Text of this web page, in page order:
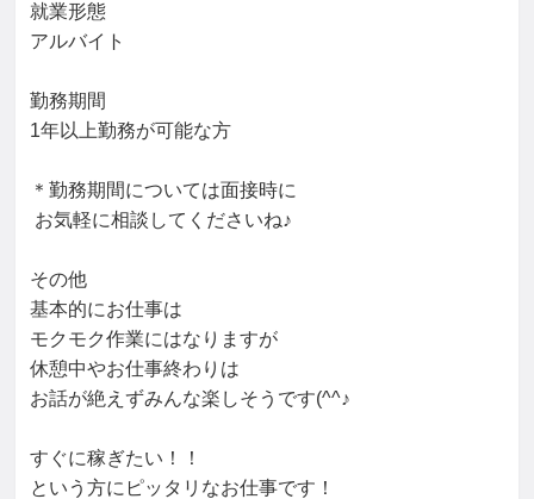
就業形態
アルバイト
勤務期間
1年以上勤務が可能な方
＊勤務期間については面接時に
その他
基本的にお仕事は
モクモク作業にはなりますが
休憩中やお仕事終わりは
お話が絶えずみんな楽しそうです(^^♪
すぐに稼ぎたい！！
という方にピッタリなお仕事です！